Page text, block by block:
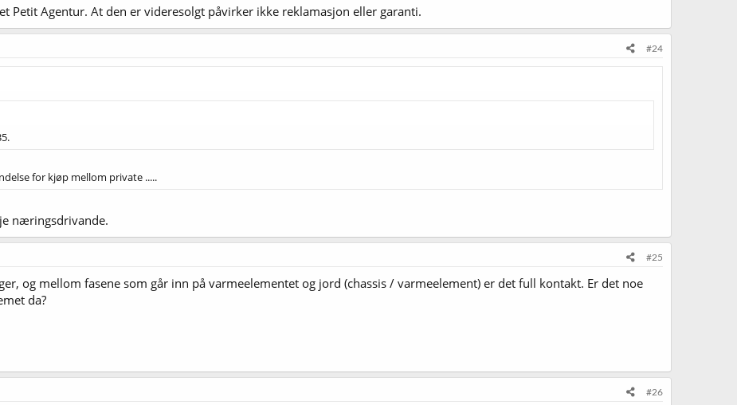
Petit Agentur. At den er videresolgt påvirker ikke reklamasjon eller garanti.
#24
for kjøp mellom private .....
næringsdrivande.
#25
og mellom fasene som går inn på varmeelementet og jord (chassis / varmeelement) er det full kontakt. Er det noe
da?
#26